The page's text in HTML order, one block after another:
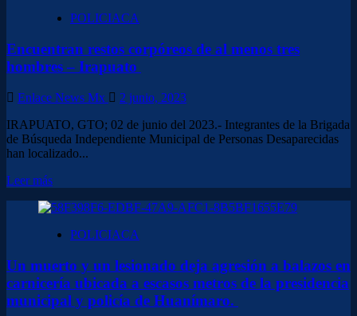
es
a
balazos
a
bordo
de
su
camioneta
–
POLICIACA
Encuentran restos corpóreos de al menos tres
hombres – Irapuato
Enlace News Mx
2 junio, 2023
IRAPUATO, GTO; 02 de junio del 2023.- Integrantes de la Brigada
de Búsqueda Independiente Municipal de Personas Desaparecidas
han localizado...
Leer másLeer
sobre
restos
de
al
menos
tres
POLICIACA
Un muerto y un lesionado deja agresión a balazos en
carnicería ubicada a escasos metros de la presidencia
municipal y policía de Huanímaro.